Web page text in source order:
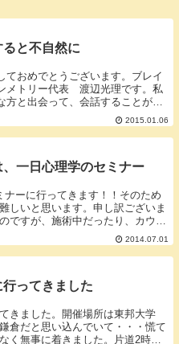
ると不自然に
ておめでとうございます。ブレイ
メトリー代表 渡辺光理です。私
方と出会って、会話することがあ
が、体の動きや言葉を聞いている
ご自身をつくっている。無理され
しゃる。ちょっと不自然。という
2015.01.06
、一日心理学のセミナー
ナーに行ってきます！！そのため
しいと思います。申し訳ございま
ですが、施術中だったり、カウン
2014.07.01
行ってきました
きました。開催場所は東邦大学
倉だと思い込んでいて・・・慌て
く無事に着きました。片道2時間